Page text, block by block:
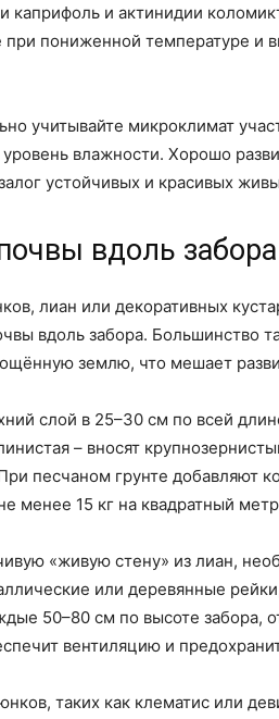
каприфоль и актинидии
при пониженной температуре и
учитывайте микроклимат
влажности. Хорошо
устойчивых и красивых
вдоль
лиан или декоративных
вдоль забора. Большинство
землю, что мешает
слой в 25–30 см по всей
– вносят
песчаном грунте добавляют
менее 15 кг на квадратный
«живую стену» из лиан,
или деревянные
50–80 см по высоте забора,
вентиляцию и
таких как клематис или